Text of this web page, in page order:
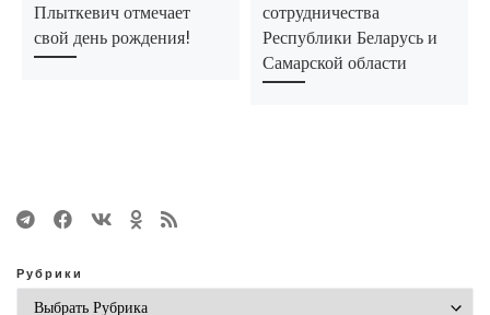
Плыткевич отмечает
свой день рождения!
сотрудничества
Республики Беларусь и
Самарской области
Рубрики